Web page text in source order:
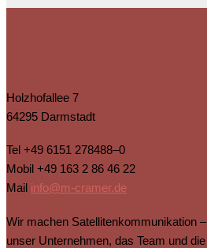
Holzhofallee 7
64295 Darmstadt
Tel +49 6151 278488–0
Mobil +49 163 2 86 46 22
Mail info@m-cramer.de
Wir machen Satellitenkommunikation
unser Unternehmen, das Team und